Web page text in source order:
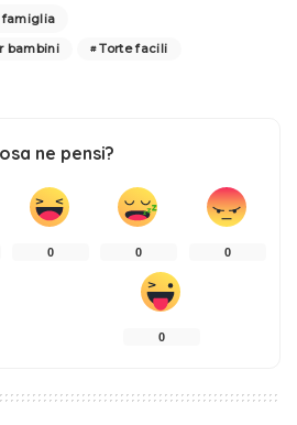
famiglia
bambini
Torte facili
ne pensi?
0 0 0
0